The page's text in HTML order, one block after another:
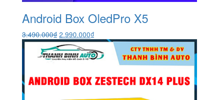
Android Box OledPro X5
3.490.000₫ Giá
gốc
là:
3.490.000₫.
2.990.000₫Giá
hiện
tại